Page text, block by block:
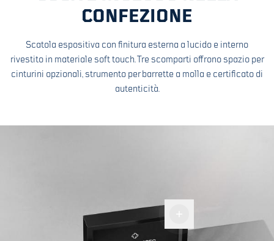
CONFEZIONE
Scatola espositiva con finitura esterna a lucido e interno
rivestito in materiale soft touch. Tre scomparti offrono spazio per
cinturini opzionali, strumento per barrette a molla e certificato di
autenticità.
Scatola
espositiva